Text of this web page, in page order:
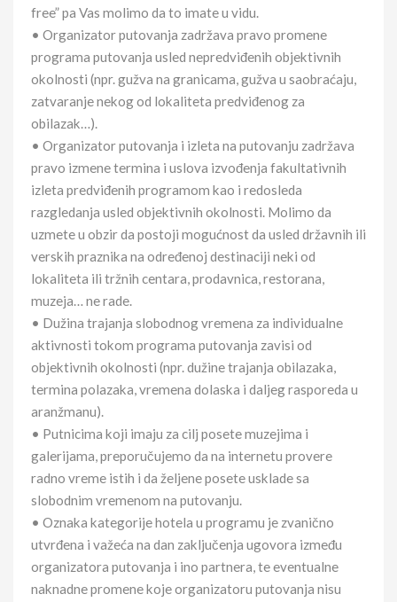
free” pa Vas molimo da to imate u vidu.
• Organizator putovanja zadržava pravo promene
programa putovanja usled nepredviđenih objektivnih
okolnosti (npr. gužva na granicama, gužva u saobraćaju,
zatvaranje nekog od lokaliteta predviđenog za
obilazak…).
• Organizator putovanja i izleta na putovanju zadržava
pravo izmene termina i uslova izvođenja fakultativnih
izleta predviđenih programom kao i redosleda
razgledanja usled objektivnih okolnosti. Molimo da
uzmete u obzir da postoji mogućnost da usled državnih ili
verskih praznika na određenoj destinaciji neki od
lokaliteta ili tržnih centara, prodavnica, restorana,
muzeja… ne rade.
• Dužina trajanja slobodnog vremena za individualne
aktivnosti tokom programa putovanja zavisi od
objektivnih okolnosti (npr. dužine trajanja obilazaka,
termina polazaka, vremena dolaska i daljeg rasporeda u
aranžmanu).
• Putnicima koji imaju za cilj posete muzejima i
galerijama, preporučujemo da na internetu provere
radno vreme istih i da željene posete usklade sa
slobodnim vremenom na putovanju.
• Oznaka kategorije hotela u programu je zvanično
utvrđena i važeća na dan zaključenja ugovora između
organizatora putovanja i ino partnera, te eventualne
naknadne promene koje organizatoru putovanja nisu